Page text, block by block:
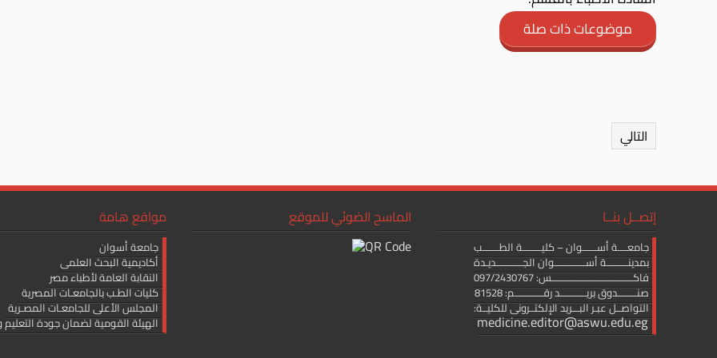
موضوعات ذات صلة
التالي
مواقع هامة
جامعة أسوان
أكاديمية البحث العلمى
النقابة العامة لأطباء مصر
كليات الطـب بالجامعـات المصرية
المجلس الأعلى للجامعـات المصـرية
الهيئة القومية لضمان جودة التعليم
الماسح الضوئي للموقع إتصــل بنــا
جامعــــة أســــــوان – كليــــــــة الطـــــــب
بمدينـــــــــة أســـــــــــــوان الجـــــــــــديـدة
فاكــــــــــــــــــــــــــــــــــس: 097/2430767
صنــــــــدوق بريـــــــــــد رقــــــــــــم: 81528
التواصــل عبـر البـــريد الإلكتــرونى للكليــة:
medicine.editor@aswu.edu.eg